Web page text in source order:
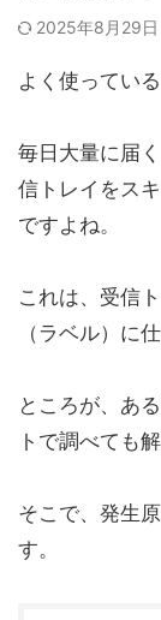
2025年8月29日
よく使ってい
毎日大量に届
信トレイをス
ですよね。
これは、受信
（ラベル）に
ところが、あ
トで調べても
そこで、発生
す。